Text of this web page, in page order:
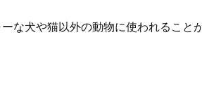
な犬や猫以外の動物に使われること